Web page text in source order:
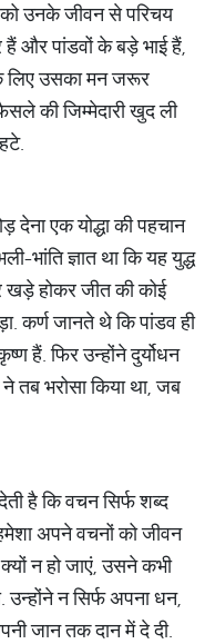
उनके जीवन से परिचय
हैं और पांडवों के बड़े भाई हैं,
लिए उसका मन जरूर
की जिम्मेदारी खुद ली
देना एक योद्धा की पहचान
भांति ज्ञात था कि यह युद्ध
होकर जीत की कोई
कर्ण जानते थे कि पांडव ही
हैं. फिर उन्होंने दुर्योधन
तब भरोसा किया था, जब
है कि वचन सिर्फ शब्द
हमेशा अपने वचनों को जीवन
न हो जाएं, उसने कभी
न सिर्फ अपना धन,
जान तक दान में दे दी.